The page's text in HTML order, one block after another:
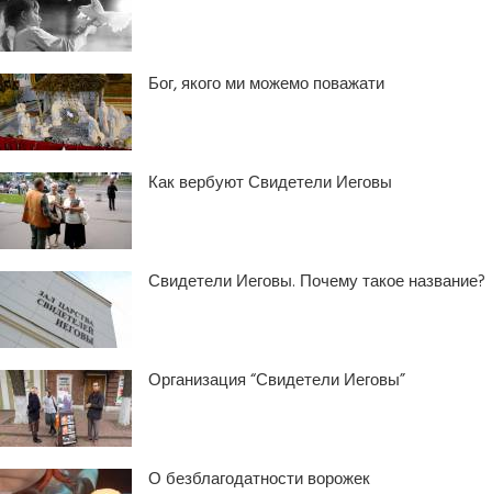
Бог, якого ми можемо поважати
Как вербуют Свидетели Иеговы
Свидетели Иеговы. Почему такое название?
Организация “Свидетели Иеговы”
О безблагодатности ворожек